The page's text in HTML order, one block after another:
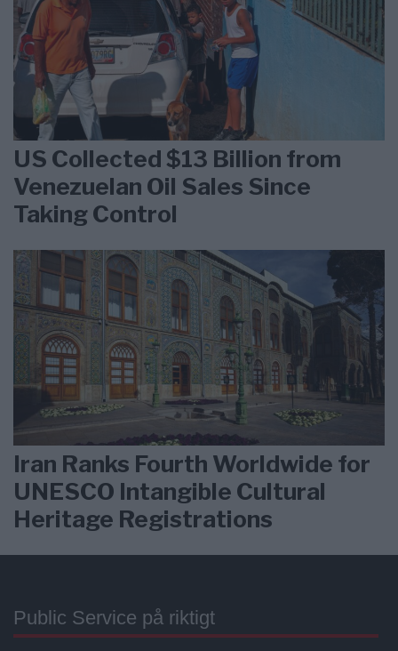
US Collected $13 Billion from
Venezuelan Oil Sales Since
Taking Control
Iran Ranks Fourth Worldwide for
UNESCO Intangible Cultural
Heritage Registrations
Public Service på riktigt